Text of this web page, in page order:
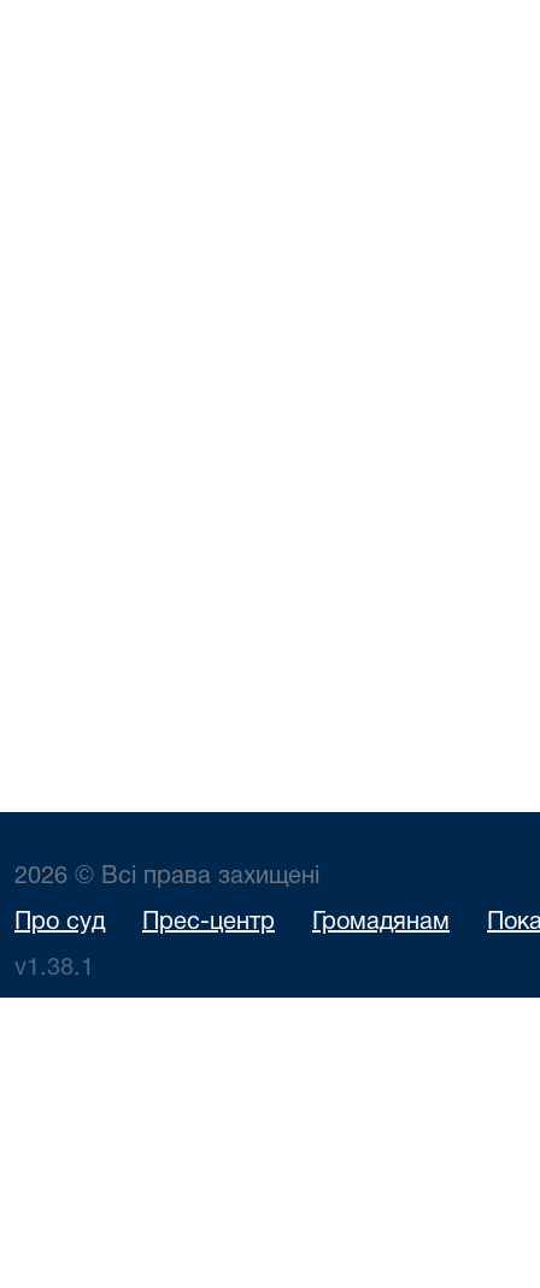
2026 © Всі права захищені
Про суд Прес-центр Громадянам
v1.38.1